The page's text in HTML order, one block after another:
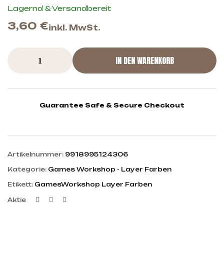
Lagernd & Versandbereit
3,60 €inkl. MwSt.
IN DEN WARENKORB
Guarantee Safe & Secure Checkout
Artikelnummer: 9918995124306
Kategorie: Games Workshop - Layer Farben
Etikett: GamesWorkshop Layer Farben
Aktie Facebook
Twitter